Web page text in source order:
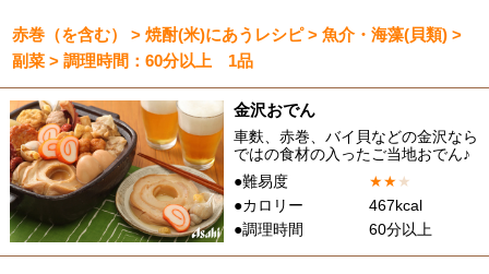
赤巻（を含む） > 焼酎(米)にあうレシピ > 魚介・海藻(貝類) >
副菜 > 調理時間：60分以上 1品
金沢おでん
車麩、赤巻、バイ貝などの金沢なら
ではの食材の入ったご当地おでん♪
●難易度
★★★
●カロリー
467kcal
●調理時間
60分以上